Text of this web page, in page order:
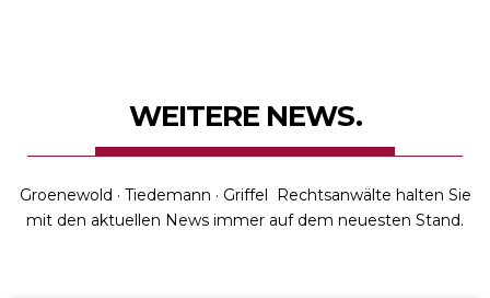
WEITERE NEWS.
Groenewold · Tiedemann · Griffel Rechtsanwälte halten Sie
mit den aktuellen News immer auf dem neuesten Stand.